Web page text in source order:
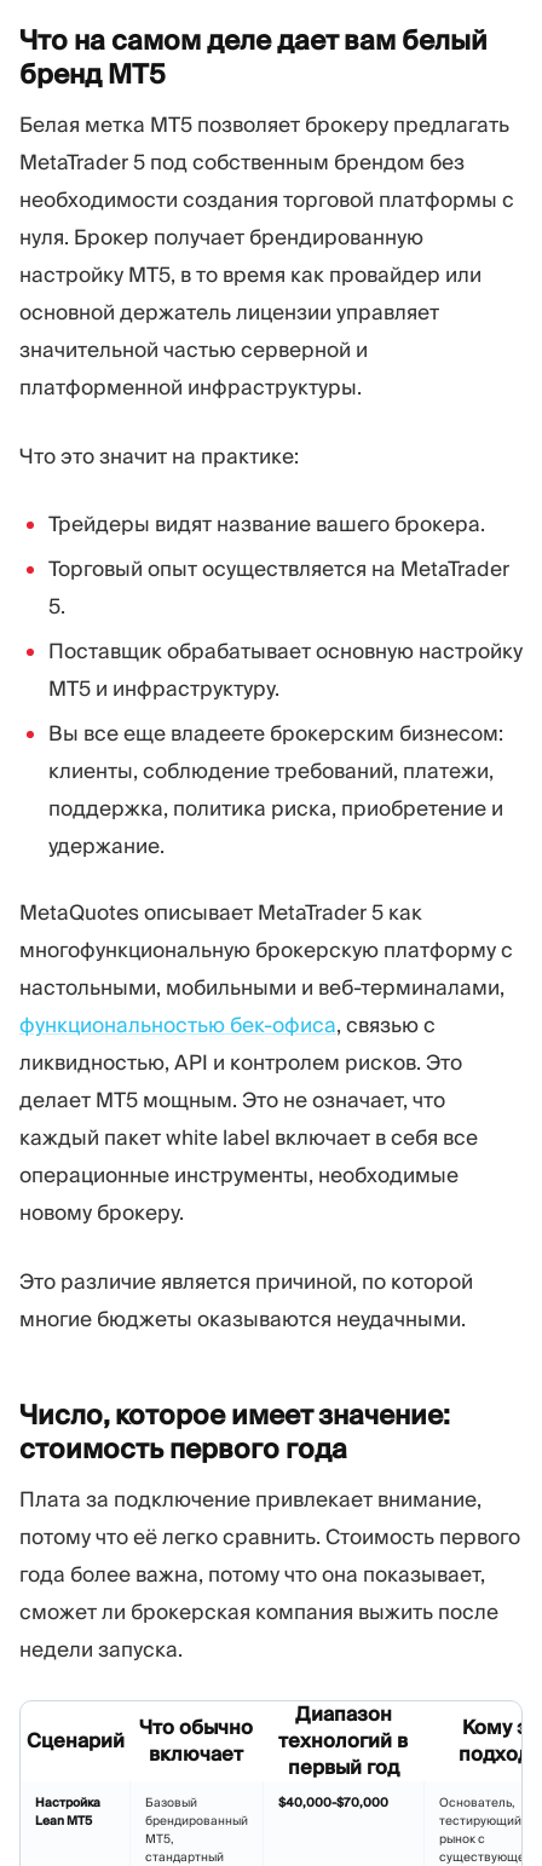
Что на самом деле дает вам белый
брендMT5
Белая метка MT5 позволяет брокеру предлагать
MetaTrader 5 под собственным брендом без
необходимости создания торговой платформы с
нуля. Брокер получает брендированную
настройку MT5, в то время как провайдер или
основной держатель лицензии управляет
значительной частью серверной и
платформенной инфраструктуры.
Что это значит на практике:
Трейдеры видят название вашего брокера.
Торговый опыт осуществляется на MetaTrader
5.
Поставщик обрабатывает основную настройку
MT5 и инфраструктуру.
Вы все еще владеете брокерским бизнесом:
клиенты, соблюдение требований, платежи,
поддержка, политика риска, приобретение и
удержание.
MetaQuotes описывает MetaTrader 5 как
многофункциональную брокерскую платформу с
настольными, мобильными и веб-терминалами,
функциональностью бек-офиса, связью с
ликвидностью, API и контролем рисков. Это
делает MT5 мощным. Это не означает, что
каждый пакет white label включает в себя все
операционные инструменты, необходимые
новому брокеру.
Это различие является причиной, по которой
многие бюджеты оказываются неудачными.
Число, которое имеет значение:
стоимость первого года
Плата за подключение привлекает внимание,
потому что её легко сравнить. Стоимость первого
года более важна, потому что она показывает,
сможет ли брокерская компания выжить после
недели запуска.
Сценарий
Что обычно
включает
Диапазон
технологий в
первый год
Кому
Настройка
Lean MT5
Базовый
брендированный
MT5,
стандартный
$40,000-$70,000
Основатель,
тестирующий
рынок с
существующей